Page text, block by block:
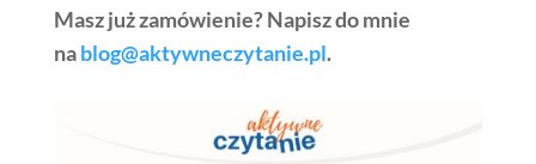
Masz już zamówienie? Napisz do mnie
nablog@aktywneczytanie.pl.